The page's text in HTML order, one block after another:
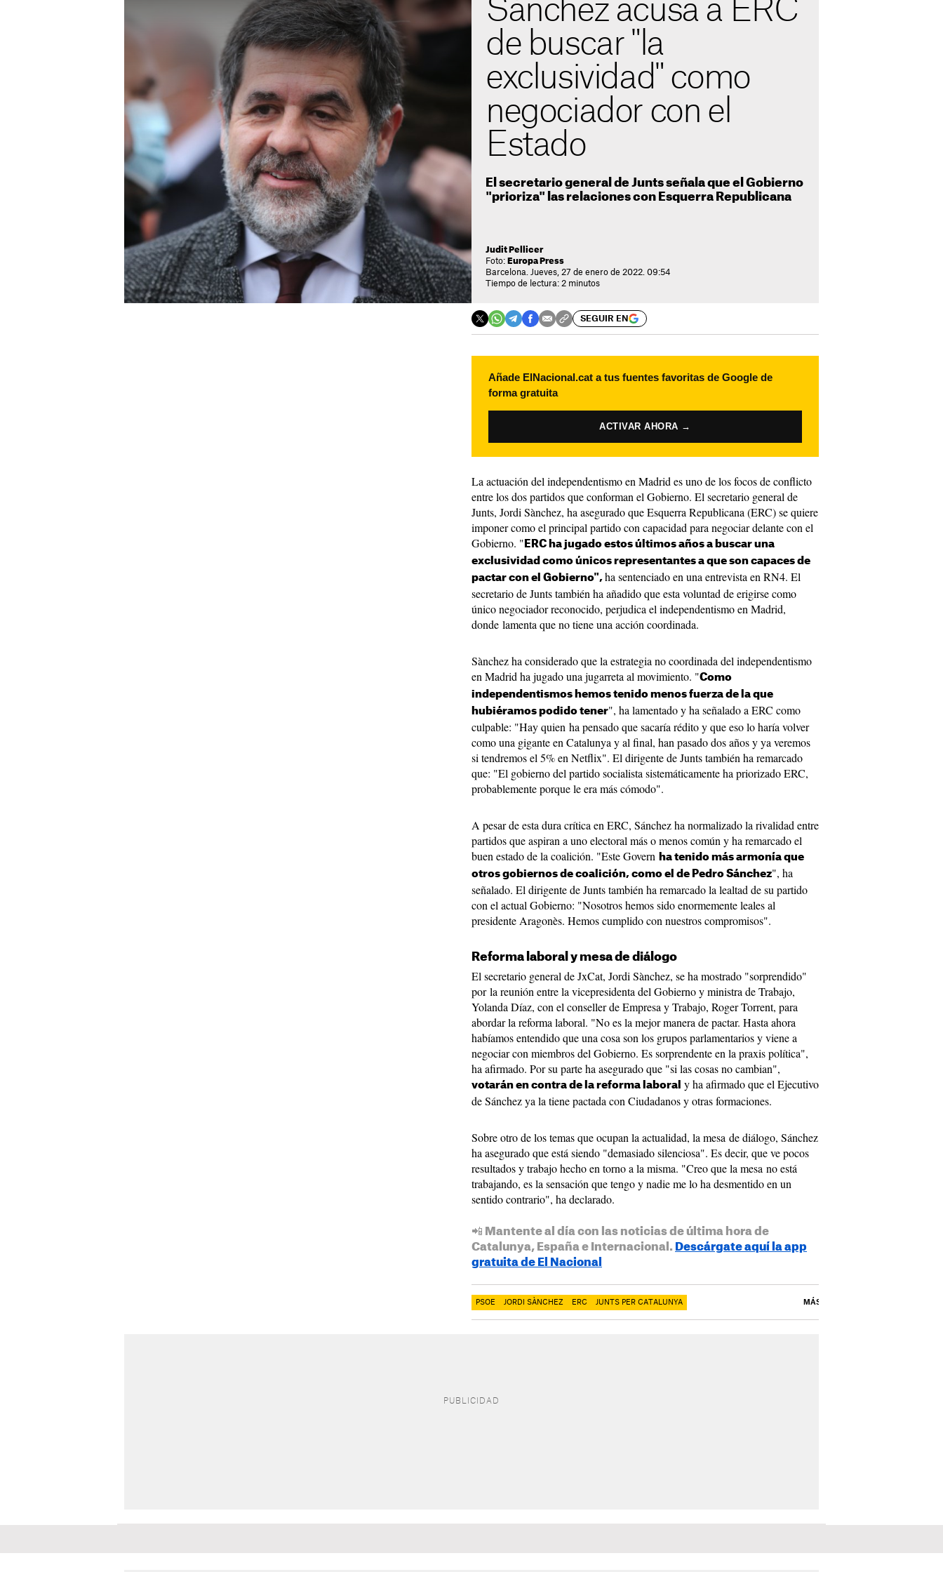
Sànchez acusa a ERC
de buscar "la
exclusividad" como
negociador con el
Estado
El secretario general de Junts señala que el Gobierno
"prioriza" las relaciones con Esquerra Republicana
Judit Pellicer
Foto: Europa Press
Barcelona. Jueves, 27 de enero de 2022. 09:54
Tiempo de lectura: 2 minutos
SEGUIR EN
Añade ElNacional.cat a tus fuentes favoritas de Google de
forma gratuita
ACTIVAR AHORA →
La actuación del independentismo en Madrid es uno de los focos de conflicto
entre los dos partidos que conforman el Gobierno. El secretario general de
Junts, Jordi Sànchez, ha asegurado que Esquerra Republicana (ERC) se quiere
imponer como el principal partido con capacidad para negociar delante con el
Gobierno. " ERC ha jugado estos últimos años a buscar una
exclusividad como únicos representantes a que son capaces de
pactar con el Gobierno", ha sentenciado en una entrevista en RN4. El
secretario de Junts también ha añadido que esta voluntad de erigirse como
único negociador reconocido, perjudica el independentismo en Madrid,
donde lamenta que no tiene una acción coordinada.
Sànchez ha considerado que la estrategia no coordinada del independentismo
en Madrid ha jugado una jugarreta al movimiento. "Como
independentismos hemos tenido menos fuerza de la que
hubiéramos podido tener", ha lamentado y ha señalado a ERC como
culpable: "Hay quien ha pensado que sacaría rédito y que eso lo haría volver
como una gigante en Catalunya y al final, han pasado dos años y ya veremos
si tendremos el 5% en Netflix". El dirigente de Junts también ha remarcado
que: "El gobierno del partido socialista sistemáticamente ha priorizado ERC,
probablemente porque le era más cómodo".
A pesar de esta dura crítica en ERC, Sánchez ha normalizado la rivalidad entre
partidos que aspiran a uno electoral más o menos común y ha remarcado el
buen estado de la coalición. "Este Govern ha tenido más armonía que
otros gobiernos de coalición, como el de Pedro Sánchez", ha
señalado. El dirigente de Junts también ha remarcado la lealtad de su partido
con el actual Gobierno: "Nosotros hemos sido enormemente leales al
presidente Aragonès. Hemos cumplido con nuestros compromisos".
Reforma laboral y mesa de diálogo
El secretario general de JxCat, Jordi Sànchez, se ha mostrado "sorprendido"
por la reunión entre la vicepresidenta del Gobierno y ministra de Trabajo,
Yolanda Díaz, con el conseller de Empresa y Trabajo, Roger Torrent, para
abordar la reforma laboral. "No es la mejor manera de pactar. Hasta ahora
habíamos entendido que una cosa son los grupos parlamentarios y viene a
negociar con miembros del Gobierno. Es sorprendente en la praxis política",
ha afirmado. Por su parte ha asegurado que "si las cosas no cambian",
votarán en contra de la reforma laboral y ha afirmado que el Ejecutivo
de Sánchez ya la tiene pactada con Ciudadanos y otras formaciones.
Sobre otro de los temas que ocupan la actualidad, la mesa de diálogo, Sánchez
ha asegurado que está siendo "demasiado silenciosa". Es decir, que ve pocos
resultados y trabajo hecho en torno a la misma. "Creo que la mesa no está
trabajando, es la sensación que tengo y nadie me lo ha desmentido en un
sentido contrario", ha declarado.
📲 Mantente al día con las noticias de última hora de
Catalunya, España e Internacional. Descárgate aquí la app
gratuita de El Nacional
PSOE JORDI SÀNCHEZ ERC JUNTS PER CATALUNYA MÁS